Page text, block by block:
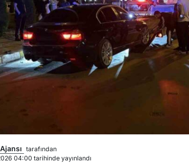
tarafından
04:00 tarihinde yayınlandı